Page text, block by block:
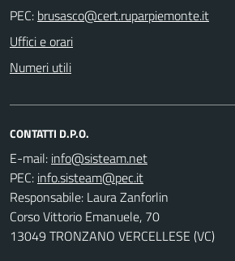
PEC:
Uffici e orari
Numeri utili
CONTATTI D.P.O.
E-mail:
PEC:
Responsabile: Laura Zanforlin
Corso Vittorio Emanuele, 70
13049 TRONZANO VERCELLESE (VC)